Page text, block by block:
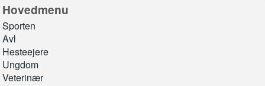
Hovedmenu
Sporten
Avl
Hesteejere
Ungdom
Veterinær